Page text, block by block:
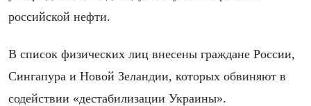
российской нефти.
В список физических лиц внесены граждане России,
Сингапура и Новой Зеландии, которых обвиняют в
содействии «дестабилизации Украины».